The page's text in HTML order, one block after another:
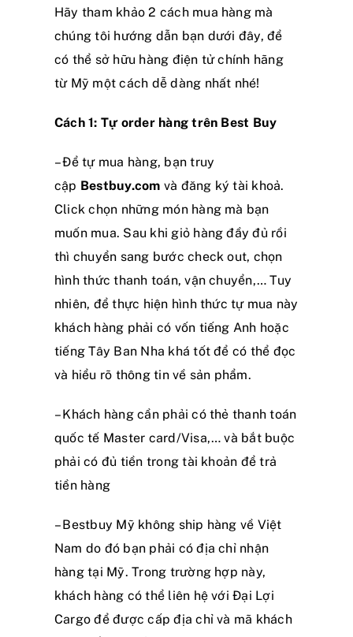
Hãy tham khảo 2 cách mua hàng mà
chúng tôi hướng dẫn bạn dưới đây, để
có thể sở hữu hàng điện tử chính hãng
từ Mỹ một cách dễ dàng nhất nhé!
Cách 1: Tự order hàng trên Best Buy
– Để tự mua hàng, bạn truy
cập Bestbuy.com và đăng ký tài khoả.
Click chọn những món hàng mà bạn
muốn mua. Sau khi giỏ hàng đầy đủ rồi
thì chuyển sang bước check out, chọn
hình thức thanh toán, vận chuyển,… Tuy
nhiên, để thực hiện hình thức tự mua này
khách hàng phải có vốn tiếng Anh hoặc
tiếng Tây Ban Nha khá tốt để có thể đọc
và hiểu rõ thông tin về sản phẩm.
– Khách hàng cần phải có thẻ thanh toán
quốc tế Master card/Visa,… và bắt buộc
phải có đủ tiền trong tài khoản để trả
tiền hàng
– Bestbuy Mỹ không ship hàng về Việt
Nam do đó bạn phải có địa chỉ nhận
hàng tại Mỹ. Trong trường hợp này,
khách hàng có thể liên hệ với Đại Lợi
Cargo để được cấp địa chỉ và mã khách